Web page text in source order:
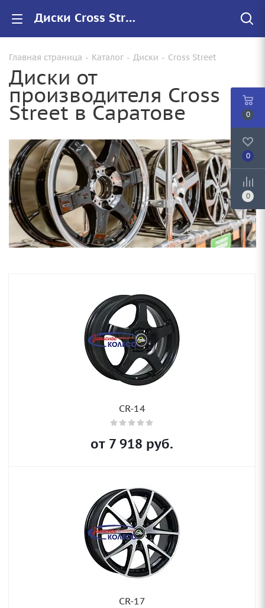
Диски Cross Street купить в Саратове, низкие цены на автомобильные диски
Главная страница - Каталог - Диски - Cross Street
Диски от
производителя Cross
Street в Саратове
CR-14
от 7 918 руб.
CR-17
0
0
0